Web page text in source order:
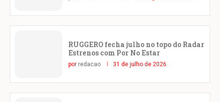
RUGGERO fecha julho no topo do Radar
Estrenos com Por No Estar
por redacao 31 de julho de 2026